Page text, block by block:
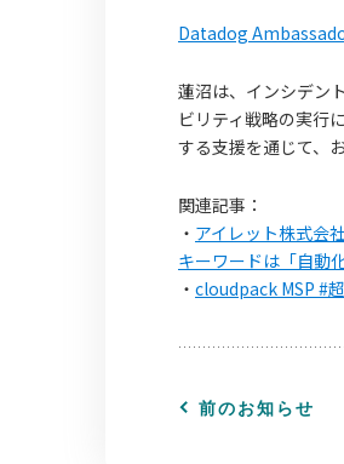
Datadog
蓮沼は、インシデン
ビリティ戦略の実行
する支援を通じて、
関連記事：
・ アイレット株式会
キーワードは「自動
・ cloudpack MSP #
前のお知らせ